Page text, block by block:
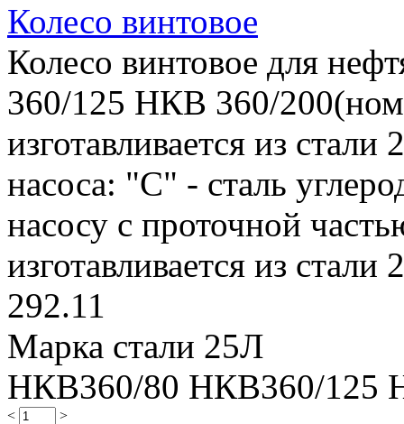
Колесо винтовое
Колесо винтовое для
360/125 НКВ 360/
изготавливается из
насоса: "С" - сталь
насосу с проточной
изготавливается из
292.11
Марка стали 25Л
НКВ360/80 НКВ360/125
< >